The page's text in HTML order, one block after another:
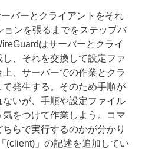
バーとクライアントをそれ
ンを張るまでをステップバ
はサーバーとクライ
、それを交換して設定ファ
、サーバーでの作業とクラ
発生する。そのため手順が
いが、手順や設定ファイル
をつけて作業しよう。コマ
らで実行するのかが分かり
(client)」の記述を追加してい